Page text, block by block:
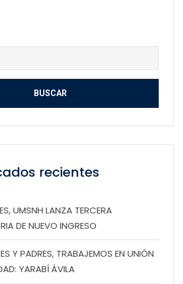
recientes
UMSNH LANZA TERCERA
DE NUEVO INGRESO
Y PADRES, TRABAJEMOS EN UNIÓN
YARABÍ ÁVILA